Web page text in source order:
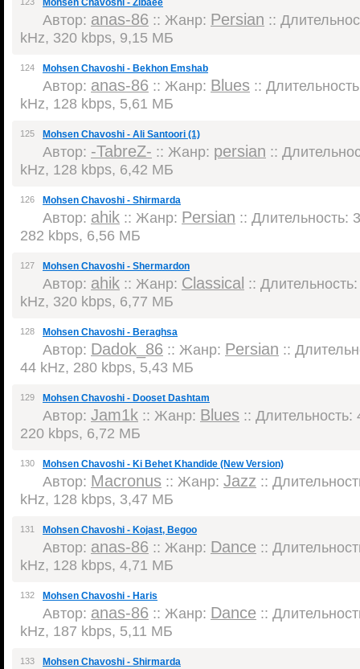
Mohsen Chavoshi - Zibaee
Автор: anas-86 :: Жанр: Persian ::
kHz, 320 kbps, 9,15 МБ
124 Mohsen Chavoshi - Bekhon Emshab
Автор: anas-86 :: Жанр: Blues ::
kHz, 128 kbps, 5,61 МБ
125 Mohsen Chavoshi - Ali Santoori (1)
Автор: -TabreZ- :: Жанр: persian ::
kHz, 128 kbps, 6,42 МБ
126 Mohsen Chavoshi - Shirmarda
Автор: ahik :: Жанр: Persian :: Длительность:
282 kbps, 6,56 МБ
127 Mohsen Chavoshi - Shermardon
Автор: ahik :: Жанр: Classical ::
kHz, 320 kbps, 6,77 МБ
128 Mohsen Chavoshi - Beraghsa
Автор: Dadok_86 :: Жанр: Persian ::
44 kHz, 280 kbps, 5,43 МБ
129 Mohsen Chavoshi - Dooset Dashtam
Автор: Jam1k :: Жанр: Blues :: Длительность:
220 kbps, 6,72 МБ
130 Mohsen Chavoshi - Ki Behet Khandide (New Version)
Автор: Macronus :: Жанр: Jazz ::
kHz, 128 kbps, 3,47 МБ
131 Mohsen Chavoshi - Kojast, Begoo
Автор: anas-86 :: Жанр: Dance ::
kHz, 128 kbps, 4,71 МБ
132 Mohsen Chavoshi - Haris
Автор: anas-86 :: Жанр: Dance ::
kHz, 187 kbps, 5,11 МБ
133 Mohsen Chavoshi - Shirmarda